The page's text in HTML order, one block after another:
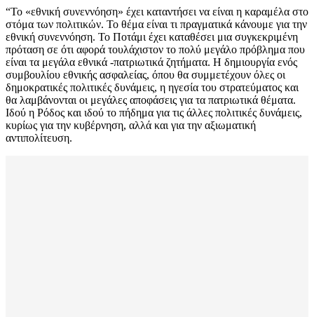
“Το «εθνική συνεννόηση» έχει καταντήσει να είναι η καραμέλα στο
στόμα των πολιτικών. Το θέμα είναι τι πραγματικά κάνουμε για την
εθνική συνεννόηση. Το Ποτάμι έχει καταθέσει μια συγκεκριμένη
πρόταση σε ότι αφορά τουλάχιστον το πολύ μεγάλο πρόβλημα που
είναι τα μεγάλα εθνικά -πατριωτικά ζητήματα. Η δημιουργία ενός
συμβουλίου εθνικής ασφαλείας, όπου θα συμμετέχουν όλες οι
δημοκρατικές πολιτικές δυνάμεις, η ηγεσία του στρατεύματος και
θα λαμβάνονται οι μεγάλες αποφάσεις για τα πατριωτικά θέματα.
Ιδού η Ρόδος και ιδού το πήδημα για τις άλλες πολιτικές δυνάμεις,
κυρίως για την κυβέρνηση, αλλά και για την αξιωματική
αντιπολίτευση.